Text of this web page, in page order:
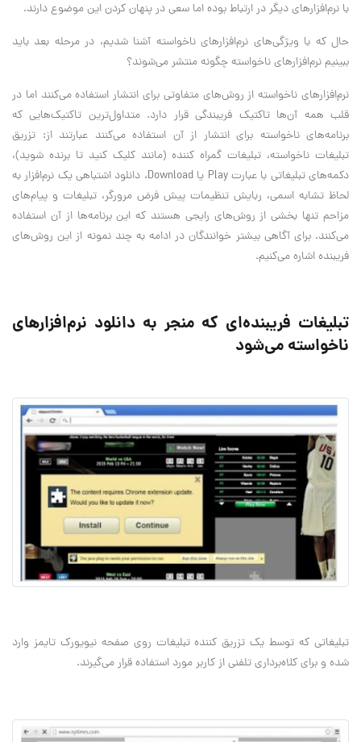
با نرم‌افزارهای دیگر در ارتباط بوده اما سعی در پنهان کردن این موضوع دارند.
حال که با ویژگی‌های نرم‌افزارهای ناخواسته آشنا شدیم، در مرحله بعد باید
ببینیم نرم‌افزارهای ناخواسته چگونه منتشر می‌شوند؟
نرم‌افزارهای ناخواسته از روش‌های متفاوتی برای انتشار استفاده می‌کنند اما در
قلب همه آن‌ها تاکتیک فریبندگی قرار دارد. متداول‌ترین تاکتیک‌هایی که
برنامه‌های ناخواسته برای انتشار از آن استفاده می‌کنند عبارتند از: تزریق
تبلیغات ناخواسته، تبلیغات گمراه کننده (مانند کلیک کنید تا برنده شوید)،
دکمه‌های تبلیغاتی با عبارت Play یا Download، دانلود اشتباهی یک نرم‌افزار به
لحاظ تشابه اسمی، ربایش تنظیمات پیش فرض مرورگر، تبلیغات و پیام‌های
مزاحم تنها بخشی از روش‌های رایجی هستند که این برنامه‌ها از آن استفاده
می‌کنند. برای آگاهی بیشتر خوانندگان در ادامه به چند نمونه از این روش‌های
فریبنده اشاره می‌کنیم.
تبلیغات فریبنده‌ای که منجر به دانلود نرم‌افزارهای
ناخواسته می‌شود
تبلیغاتی که توسط یک تزریق کننده تبلیغات روی صفحه نیویورک تایمز وارد
شده و برای کلاه‌برداری تلفنی از کاربر مورد استفاده قرار می‌گیرند.